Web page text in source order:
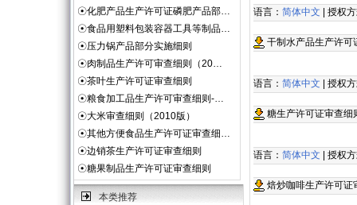
☉化肥产品生产许可证磷肥产品部…
☉食品用塑料包装容器工具等制品…
☉压力锅产品部分实施细则
☉肉制品生产许可审查细则（20…
☉茶叶生产许可证审查细则
☉粮食加工品生产许可审查细则-…
☉大米审查细则（2010版）
☉其他方便食品生产许可证审查细…
☉边销茶生产许可证审查细则
☉糖果制品生产许可证审查细则
本类推荐
语言： 简体中文 | 授权
干制水产品生产许可
语言： 简体中文 | 授权
糖生产许可证审查细
语言： 简体中文 | 授权
焙炒咖啡生产许可证